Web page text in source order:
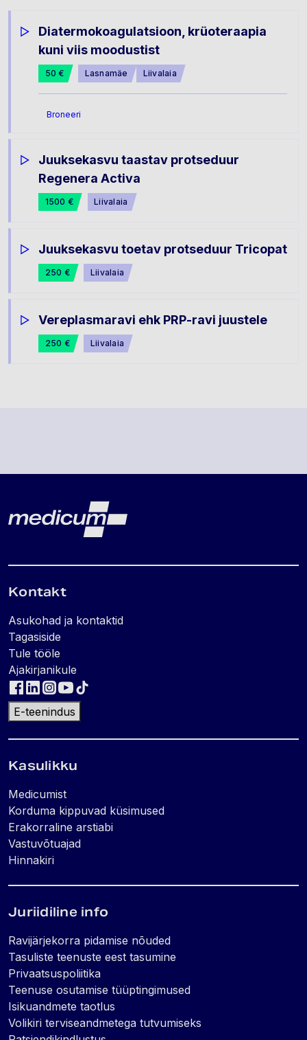
Diatermokoagulatsioon, krüoteraapia
kuni viis moodustist
50 € Lasnamäe Liivalaia
Broneeri
Juuksekasvu taastav protseduur
Regenera Activa
1500 € Liivalaia
Juuksekasvu toetav protseduur Tricopat
250 € Liivalaia
Vereplasmaravi ehk PRP-ravi juustele
250 € Liivalaia
Lehe jalus
Kontakt
Asukohad ja kontaktid
Tagasiside
Tule tööle
Ajakirjanikule
E-teenindus
Kasulikku
Medicumist
Korduma kippuvad küsimused
Erakorraline arstiabi
Vastuvõtuajad
Hinnakiri
Juriidiline info
Ravijärjekorra pidamise nõuded
Tasuliste teenuste eest tasumine
Privaatsuspoliitika
Teenuse osutamise tüüptingimused
Isikuandmete taotlus
Volikiri terviseandmetega tutvumiseks